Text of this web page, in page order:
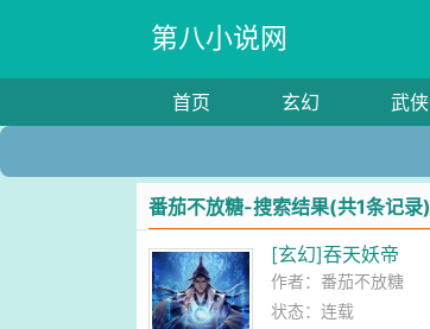
第八小说网
首页 玄幻 武侠
番茄不放糖-搜索结果(共1条记录)
[玄幻]吞天妖帝
作者： 番茄不放糖
状态：连载